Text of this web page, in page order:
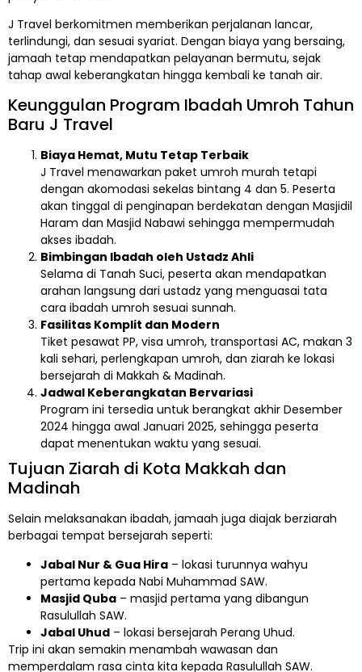
J Travel berkomitmen memberikan perjalanan lancar,
terlindungi, dan sesuai syariat. Dengan biaya yang bersaing,
jamaah tetap mendapatkan pelayanan bermutu, sejak
tahap awal keberangkatan hingga kembali ke tanah air.
Keunggulan Program Ibadah Umroh Tahun
Baru J Travel
Biaya Hemat, Mutu Tetap Terbaik
J Travel menawarkan paket umroh murah tetapi
dengan akomodasi sekelas bintang 4 dan 5. Peserta
akan tinggal di penginapan berdekatan dengan Masjidil
Haram dan Masjid Nabawi sehingga mempermudah
akses ibadah.
Bimbingan Ibadah oleh Ustadz Ahli
Selama di Tanah Suci, peserta akan mendapatkan
arahan langsung dari ustadz yang menguasai tata
cara ibadah umroh sesuai sunnah.
Fasilitas Komplit dan Modern
Tiket pesawat PP, visa umroh, transportasi AC, makan 3
kali sehari, perlengkapan umroh, dan ziarah ke lokasi
bersejarah di Makkah & Madinah.
Jadwal Keberangkatan Bervariasi
Program ini tersedia untuk berangkat akhir Desember
2024 hingga awal Januari 2025, sehingga peserta
dapat menentukan waktu yang sesuai.
Tujuan Ziarah di Kota Makkah dan
Madinah
Selain melaksanakan ibadah, jamaah juga diajak berziarah
berbagai tempat bersejarah seperti:
Jabal Nur & Gua Hira – lokasi turunnya wahyu
pertama kepada Nabi Muhammad SAW.
Masjid Quba – masjid pertama yang dibangun
Rasulullah SAW.
Jabal Uhud – lokasi bersejarah Perang Uhud.
Trip ini akan semakin menambah wawasan dan
memperdalam rasa cinta kita kepada Rasulullah SAW.